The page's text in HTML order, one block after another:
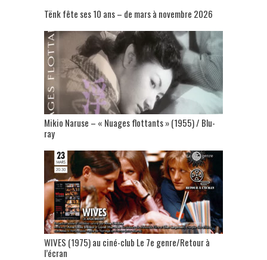
Tënk fête ses 10 ans – de mars à novembre 2026
Mikio Naruse – « Nuages flottants » (1955) / Blu-
ray
WIVES (1975) au ciné-club Le 7e genre/Retour à
l’écran